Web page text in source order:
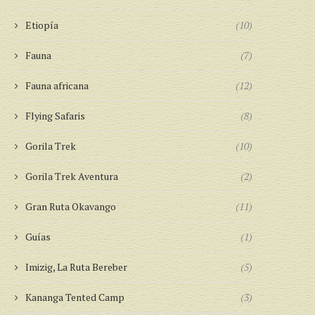
Etiopía (10)
Fauna (7)
Fauna africana (12)
Flying Safaris (8)
Gorila Trek (10)
Gorila Trek Aventura (2)
Gran Ruta Okavango (11)
Guías (1)
Imizig, La Ruta Bereber (5)
Kananga Tented Camp (3)